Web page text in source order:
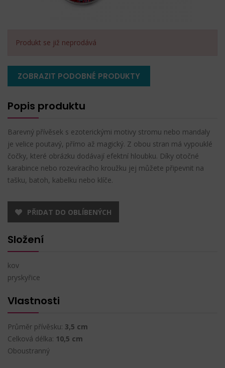
Produkt se již neprodává
ZOBRAZIT PODOBNÉ PRODUKTY
Popis produktu
Barevný přívěsek s ezoterickými motivy stromu nebo mandaly
je velice poutavý, přímo až magický. Z obou stran má vypouklé
čočky, které obrázku dodávají efektní hloubku. Díky otočné
karabince nebo rozevíracího kroužku jej můžete připevnit na
tašku, batoh, kabelku nebo klíče.
PŘIDAT DO OBLÍBENÝCH
Složení
kov
pryskyřice
Vlastnosti
Průměr přívěsku: 3,5 cm
Celková délka: 10,5 cm
Oboustranný